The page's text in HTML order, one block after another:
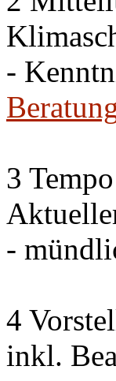
-
3
-
4
inkl.